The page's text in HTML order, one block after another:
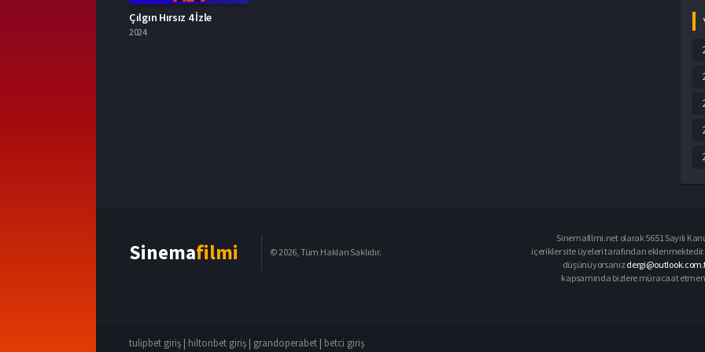
Çılgın Hırsız 4 İzle
2024
Sinemafilmi © 2026, Tüm Hakları Saklıdır.
Sinemafilmi.net olarak 5651 Sayılı
içerikler site üyeleri tarafından
düşünüyorsanız
kapsamında bizlere müracaat
tulipbet giriş | hiltonbet giriş | grandoperabet | betci giriş